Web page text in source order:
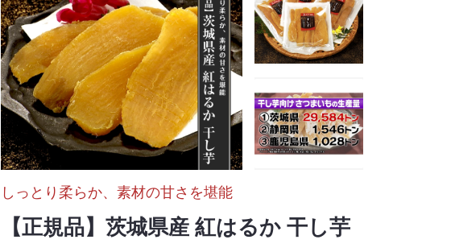
しっとり柔らか、素材の甘さを堪能
【正規品】茨城県産 紅はるか 干し芋